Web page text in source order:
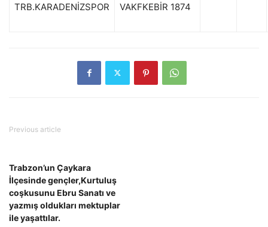
TRB.KARADENİZSPOR VAKFKEBİR 1874
Previous article
Trabzon’un Çaykara
İlçesinde gençler,Kurtuluş
coşkusunu Ebru Sanatı ve
yazmış oldukları mektuplar
ile yaşattılar.